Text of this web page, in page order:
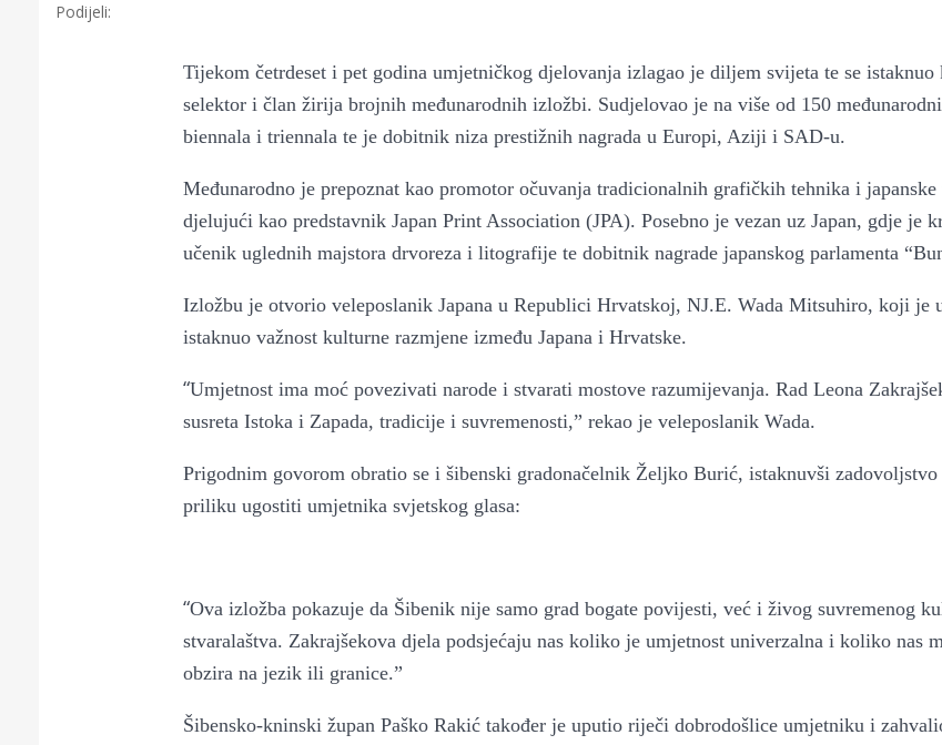
Podijeli:
Tijekom četrdeset i pet godina umjetničkog djelovanja izlagao je diljem svijeta te se istaknuo
selektor i član žirija brojnih međunarodnih izložbi. Sudjelovao je na više od 150
biennala i triennala te je dobitnik niza prestižnih nagrada u Europi, Aziji i SAD-u.
Međunarodno je prepoznat kao promotor očuvanja tradicionalnih grafičkih tehnika i
djelujući kao predstavnik Japan Print Association (JPA). Posebno je vezan uz Japan, gdje je
učenik uglednih majstora drvoreza i litografije te dobitnik nagrade japanskog parlamenta
Izložbu je otvorio veleposlanik Japana u Republici Hrvatskoj, NJ.E. Wada Mitsuhiro, koji je
istaknuo važnost kulturne razmjene između Japana i Hrvatske.
“Umjetnost ima moć povezivati narode i stvarati mostove razumijevanja. Rad Leona
susreta Istoka i Zapada, tradicije i suvremenosti,” rekao je veleposlanik Wada.
Prigodnim govorom obratio se i šibenski gradonačelnik Željko Burić, istaknuvši
priliku ugostiti umjetnika svjetskog glasa:
“Ova izložba pokazuje da Šibenik nije samo grad bogate povijesti, već i živog suvremenog
stvaralaštva. Zakrajšekova djela podsjećaju nas koliko je umjetnost univerzalna i koliko nas
obzira na jezik ili granice.”
Šibensko-kninski župan Paško Rakić također je uputio riječi dobrodošlice umjetniku i
Otkrijte hostel Titius u
edukativnom kampusu NP Krka u
Puljanima
električnih
12 punionica na